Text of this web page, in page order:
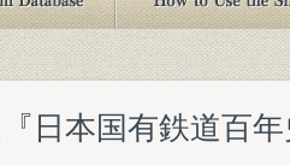
日本国有鉄道百